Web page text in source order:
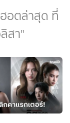
อตล่าสุด ที่
สา"